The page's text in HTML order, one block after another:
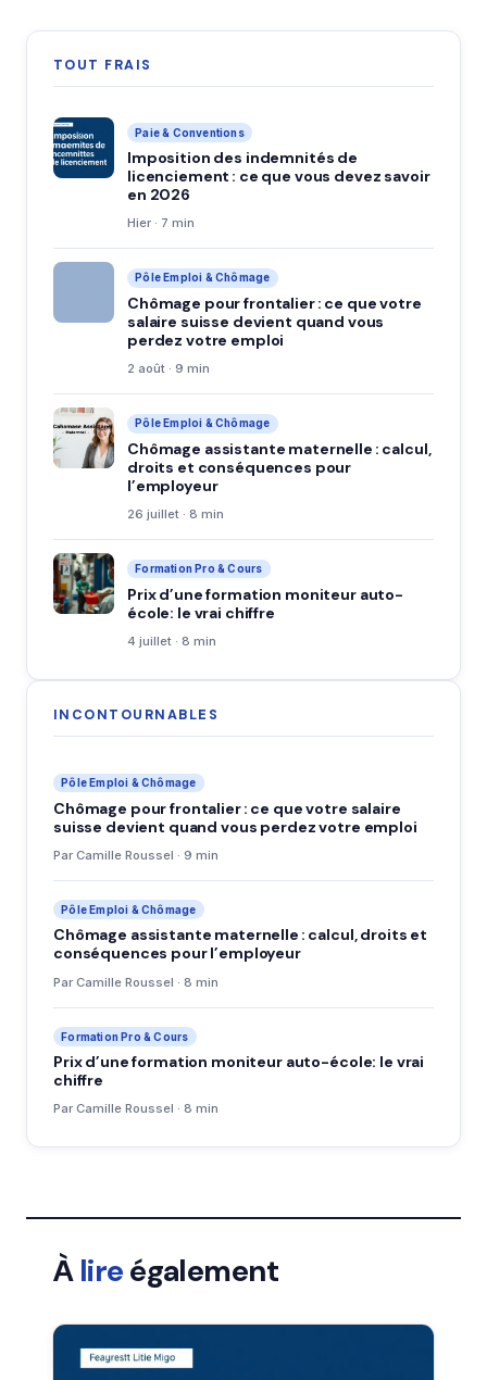
TOUT FRAIS
Paie & Conventions
Imposition des indemnités de
licenciement : ce que vous devez savoir
en 2026
Hier · 7 min
Pôle Emploi & Chômage
Chômage pour frontalier : ce que votre
salaire suisse devient quand vous
perdez votre emploi
2 août · 9 min
Pôle Emploi & Chômage
Chômage assistante maternelle : calcul,
droits et conséquences pour
l’employeur
26 juillet · 8 min
Formation Pro & Cours
Prix d’une formation moniteur auto-
école: le vrai chiffre
4 juillet · 8 min
INCONTOURNABLES
Pôle Emploi & Chômage
Chômage pour frontalier : ce que votre salaire
suisse devient quand vous perdez votre emploi
Par Camille Roussel · 9 min
Pôle Emploi & Chômage
Chômage assistante maternelle : calcul, droits et
conséquences pour l’employeur
Par Camille Roussel · 8 min
Formation Pro & Cours
Prix d’une formation moniteur auto-école: le vrai
chiffre
Par Camille Roussel · 8 min
Àlireégalement